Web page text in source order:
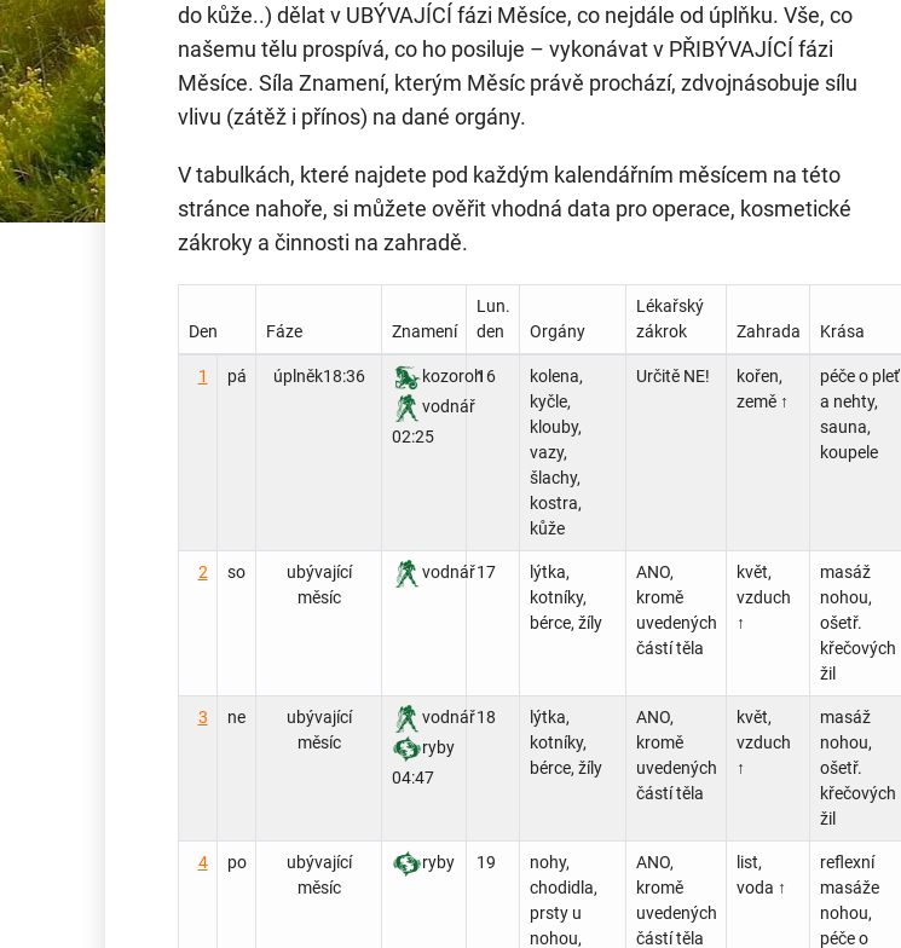
do kůže..) dělat v UBÝVAJÍCÍ fázi Měsíce, co nejdále od úplňku. Vše, co
našemu tělu prospívá, co ho posiluje – vykonávat v PŘIBÝVAJÍCÍ fázi
Měsíce. Síla Znamení, kterým Měsíc právě prochází, zdvojnásobuje sílu
vlivu (zátěž i přínos) na dané orgány.
V tabulkách, které najdete pod každým kalendářním měsícem na této
stránce nahoře, si můžete ověřit vhodná data pro operace, kosmetické
zákroky a činnosti na zahradě.
Den Fáze Znamení
Lun.
den
Orgány
Lékařský
zákrok
Zahrada Krása
1 pá úplněk18:36
kozoroh
vodnář
02:25
16
kolena,
kyčle,
klouby,
vazy,
šlachy,
kostra,
kůže
Určitě NE!
kořen,
země ↑
péče o pleť
a nehty,
sauna,
koupele
2 so
ubývající
měsíc
vodnář17
lýtka,
kotníky,
bérce, žíly
ANO,
kromě
uvedených
částí těla
květ,
vzduch
↑
masáž
nohou,
ošetř.
křečových
žil
3 ne
ubývající
měsíc
vodnář
ryby
04:47
18
lýtka,
kotníky,
bérce, žíly
ANO,
kromě
uvedených
částí těla
květ,
vzduch
↑
masáž
nohou,
ošetř.
křečových
žil
4 po
ubývající
měsíc
ryby 19
nohy,
chodidla,
prsty u
nohou,
ANO,
kromě
uvedených
částí těla
list,
voda ↑
reflexní
masáže
nohou,
péče o